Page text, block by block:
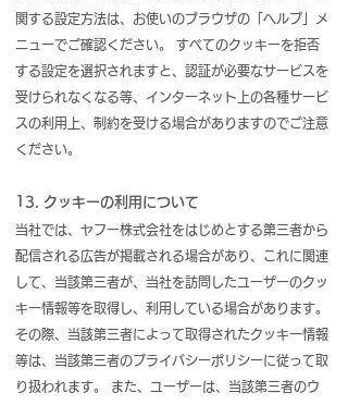
関する設定方法は、お使いのブラウザの「ヘルプ」メ
ニューでご確認ください。 すべてのクッキーを拒否
する設定を選択されますと、認証が必要なサービスを
受けられなくなる等、インターネット上の各種サービ
スの利用上、制約を受ける場合がありますのでご注意
ください。
13. クッキーの利用について
当社では、ヤフー株式会社をはじめとする第三者から
配信される広告が掲載される場合があり、これに関連
して、当該第三者が、当社を訪問したユーザーのクッ
キー情報等を取得し、利用している場合があります。
その際、当該第三者によって取得されたクッキー情報
等は、当該第三者のプライバシーポリシーに従って取
り扱われます。 また、ユーザーは、当該第三者のウ